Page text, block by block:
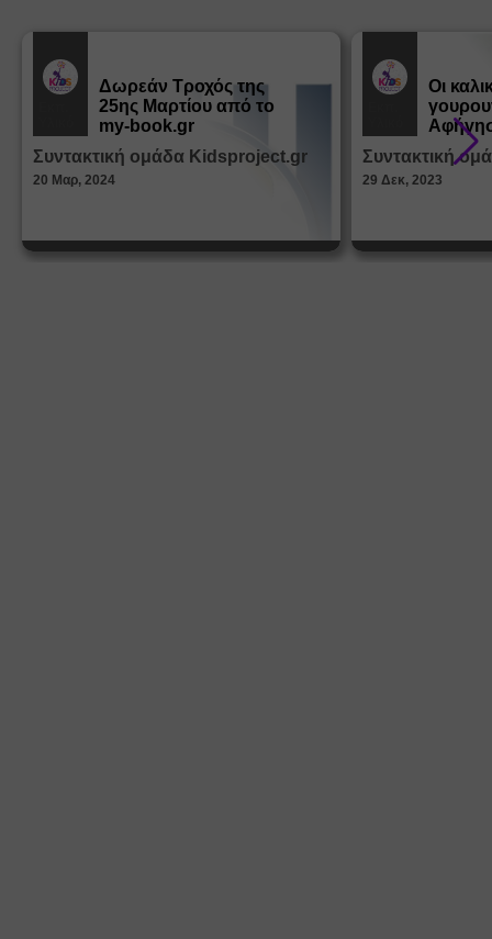
Δωρεάν Tροχός της
25ης Μαρτίου από το
my-book.gr
Συντακτική ομάδα Kidsproject.gr
20 Μαρ, 2024
Οι
από τα
Συντακτική
29 Δεκ, 2023